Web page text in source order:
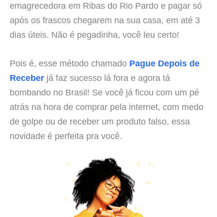
emagrecedora em Ribas do Rio Pardo e pagar só
após os frascos chegarem na sua casa, em até 3
dias úteis. Não é pegadinha, você leu certo!
Pois é, esse método chamado Pague Depois de
Receber já faz sucesso lá fora e agora tá
bombando no Brasil! Se você já ficou com um pé
atrás na hora de comprar pela internet, com medo
de golpe ou de receber um produto falso, essa
novidade é perfeita pra você.